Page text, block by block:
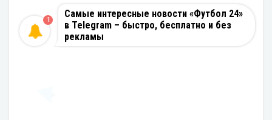
Самые интересные новости «Футбол 24»
в Telegram – быстро, бесплатно и без
рекламы
1